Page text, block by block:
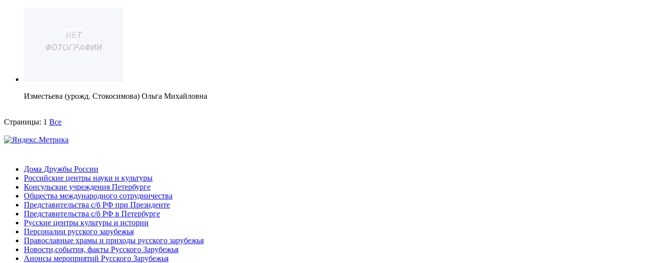
Изместьева (урожд. Стокосимова) Ольга Михайловна
Страницы: 1 Все
Дома Дружбы России
Российские центры науки и культуры
Консульские учреждения Петербурге
Общества международного сотрудничества
Представительства с/б РФ при Президенте
Представительства с/б РФ в Петербурге
Русские центры культуры и истории
Персоналии русского зарубежья
Православные храмы и приходы русского зарубежья
Новости,события, факты Русского Зарубежья
Анонсы мероприятий Русского Зарубежья